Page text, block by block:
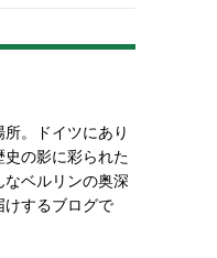
。ドイツにあり
の影に彩られた
ベルリンの奥深
けするブログで